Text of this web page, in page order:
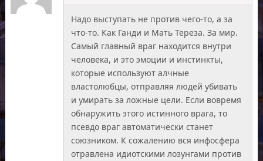
Надо выступать не против чего-то, а за
что-то. Как Ганди и Мать Тереза. За мир.
Самый главный враг находится внутри
человека, и это эмоции и инстинкты,
которые используют алчные
властолюбцы, отправляя людей убивать
и умирать за ложные цели. Если вовремя
обнаружить этого истинного врага, то
псевдо враг автоматически станет
союзником. К сожалению вся инфосфера
отравлена идиотскими лозунгами против